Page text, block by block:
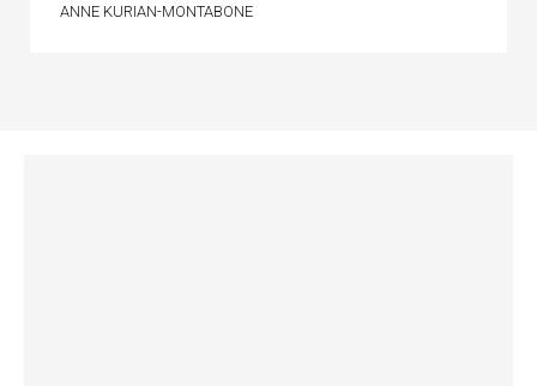
ANNE KURIAN-MONTABONE